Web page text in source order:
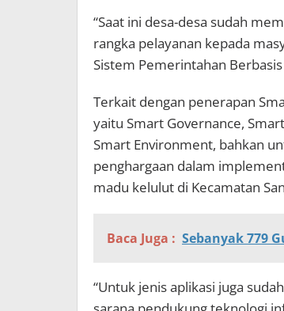
“Saat ini desa-desa sudah
rangka pelayanan kepada
Sistem Pemerintahan Berbasis
Terkait dengan penerapan
yaitu Smart Governance,
Smart Environment, bahkan
penghargaan dalam
madu kelulut di Kecamatan
Baca Juga : Sebanyak 779
“Untuk jenis aplikasi juga